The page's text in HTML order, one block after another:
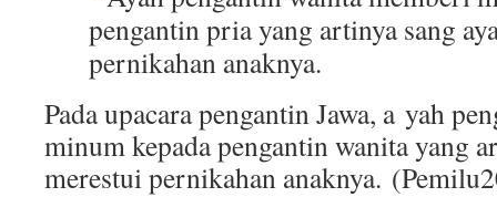
Pada upacara pengantin Jawa, a yah
minum kepada pengantin wanita yang
merestui pernikahan anaknya.